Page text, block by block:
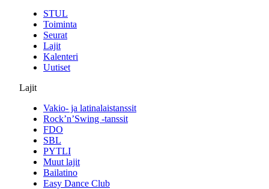
STUL
Toiminta
Seurat
Lajit
Kalenteri
Uutiset
Lajit
Vakio- ja latinalaistanssit
Rock’n’Swing -tanssit
FDO
SBL
PYTLI
Muut lajit
Bailatino
Easy Dance Club